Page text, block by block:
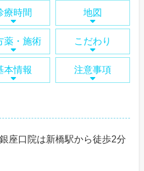
療時間 地図
薬・施術 こだわり
本情報 注意事項
座口院は新橋駅から徒歩2分